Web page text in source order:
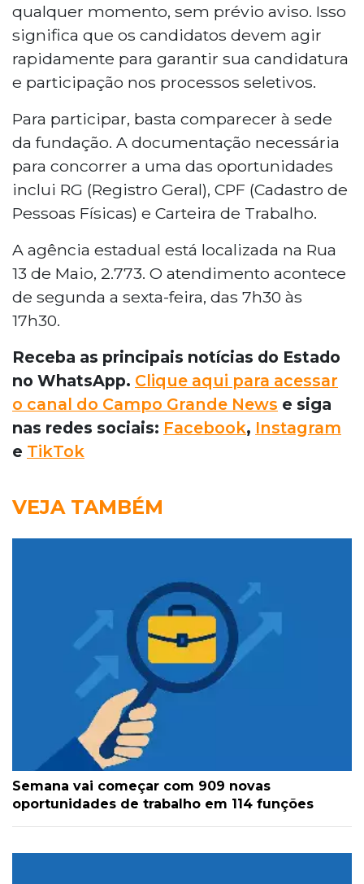
qualquer momento, sem prévio aviso. Isso
significa que os candidatos devem agir
rapidamente para garantir sua candidatura
e participação nos processos seletivos.
Para participar, basta comparecer à sede
da fundação. A documentação necessária
para concorrer a uma das oportunidades
inclui RG (Registro Geral), CPF (Cadastro de
Pessoas Físicas) e Carteira de Trabalho.
A agência estadual está localizada na Rua
13 de Maio, 2.773. O atendimento acontece
de segunda a sexta-feira, das 7h30 às
17h30.
Receba as principais notícias do Estado
no WhatsApp. Clique aqui para acessar
o canal do Campo Grande News e siga
nas redes sociais: Facebook, Instagram
e TikTok
VEJA TAMBÉM
Semana vai começar com 909 novas
oportunidades de trabalho em 114 funções